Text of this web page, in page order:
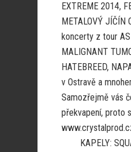
EXTREME 2014,
METALOVÝ JÍČÍN
koncerty z tour
MALIGNANT
HATEBREED,
v Ostravě a
Samozřejmě vás
překvapení, proto
KAPELY: